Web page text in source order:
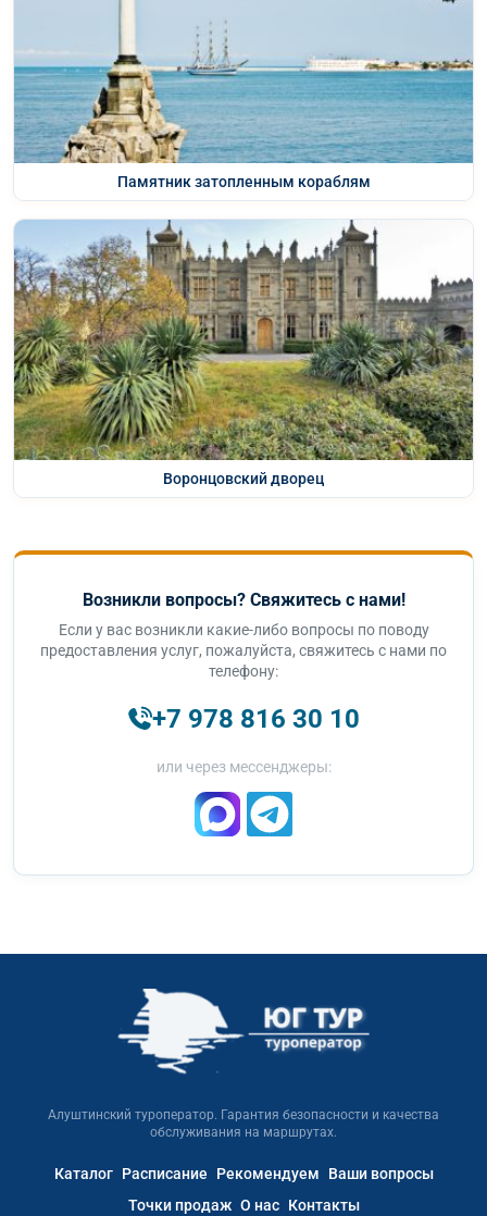
Памятник затопленным кораблям
Воронцовский дворец
Возникли вопросы? Свяжитесь с нами!
Если у вас возникли какие-либо вопросы по поводу
предоставления услуг, пожалуйста, свяжитесь с нами по
телефону:
+7 978 816 30 10
или через мессенджеры:
Алуштинский туроператор. Гарантия безопасности и качества
обслуживания на маршрутах.
Каталог Расписание Рекомендуем
Ваши вопросы
Точки продаж О нас Контакты